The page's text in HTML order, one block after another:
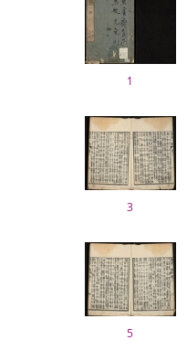
1
3
5